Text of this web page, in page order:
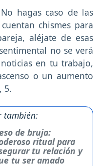
No hagas caso de las
chismes para
aléjate de esas
no se verá
en tu trabajo,
o un aumento
5.
también:
de bruja:
ritual para
tu relación y
tu ser amado